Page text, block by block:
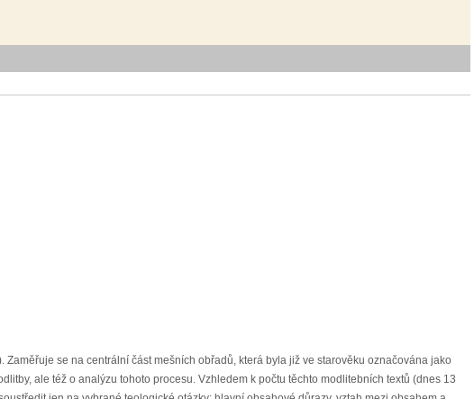
se na centrální část mešních obřadů, která byla již ve starověku označována jako
ale též o analýzu tohoto procesu. Vzhledem k počtu těchto modlitebních textů (dnes 13